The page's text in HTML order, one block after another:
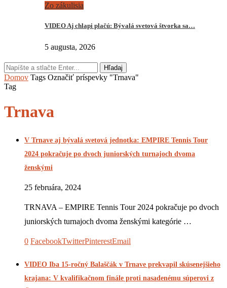
Zo zákulisia
VIDEO Aj chlapi plačú: Bývalá svetová štvorka sa…
5 augusta, 2026
Hľadaj
Domov Tags Označiť príspevky "Trnava"
Tag
Trnava
V Trnave aj bývalá svetová jednotka: EMPIRE Tennis Tour
2024 pokračuje po dvoch juniorských turnajoch dvoma
ženskými
25 februára, 2024
TRNAVA – EMPIRE Tennis Tour 2024 pokračuje po dvoch
juniorských turnajoch dvoma ženskými kategórie …
0 FacebookTwitterPinterestEmail
VIDEO Iba 15-ročný Balaščák v Trnave prekvapil skúsenejšieho
krajana: V kvalifikačnom finále proti nasadenému súperovi z